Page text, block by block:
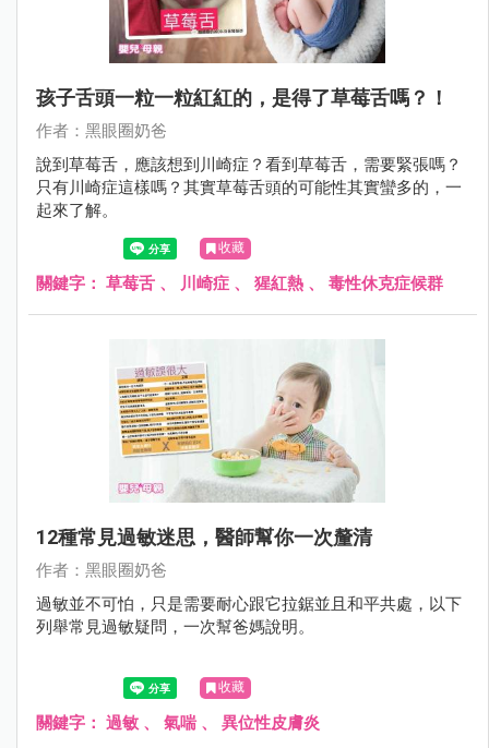
孩子舌頭一粒一粒紅紅的，是得了草莓舌嗎？！
作者：黑眼圈奶爸
說到草莓舌，應該想到川崎症？看到草莓舌，需要緊張嗎？
只有川崎症這樣嗎？其實草莓舌頭的可能性其實蠻多的，一
起來了解。
收藏
關鍵字： 草莓舌 、 川崎症 、 猩紅熱 、 毒性休克症候群
12種常見過敏迷思，醫師幫你一次釐清
作者：黑眼圈奶爸
過敏並不可怕，只是需要耐心跟它拉鋸並且和平共處，以下
列舉常見過敏疑問，一次幫爸媽說明。
收藏
關鍵字： 過敏 、 氣喘、 異位性皮膚炎